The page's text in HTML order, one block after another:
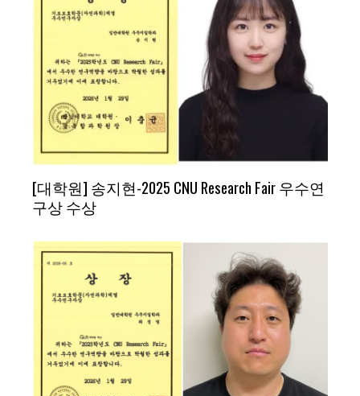
[대학원] 송지현-2025 CNU Research Fair 우수연
구상 수상